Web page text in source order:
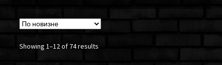
Showing 1–12 of 74 results